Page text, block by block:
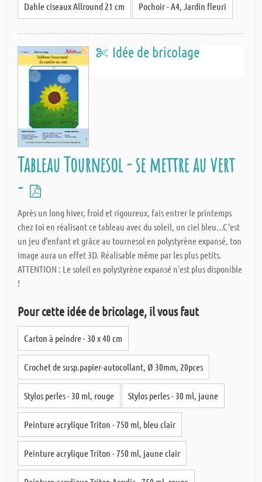
Dahle ciseaux Allround 21 cm Pochoir - A4, Jardin fleuri
Idée de bricolage
Tableau Tournesol - se mettre au vert
-
Après un long hiver, froid et rigoureux, fais entrer le printemps
chez toi en réalisant ce tableau avec du soleil, un ciel bleu...C‘est
un jeu d‘enfant et grâce au tournesol en polystyrène expansé, ton
image aura un effet 3D. Réalisable même par les plus petits.
ATTENTION : Le soleil en polystyrène expansé n'est plus disponible
!
Pour cette idée de bricolage, il vous faut
Carton à peindre - 30 x 40 cm
Crochet de susp.papier-autocollant, Ø 30mm, 20pces
Stylos perles - 30 ml, rouge Stylos perles - 30 ml, jaune
Peinture acrylique Triton - 750 ml, bleu clair
Peinture acrylique Triton - 750 ml, jaune clair